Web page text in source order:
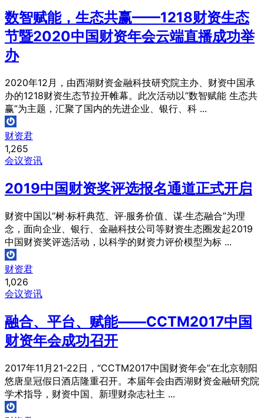
数智赋能，生态共赢——1218财资生态
节暨2020中国财资年会云端直播成功举
办
2020年12月，由西湖财资金融科技研究院主办、财资中国承
办的1218财资生态节拉开帷幕。此次活动以“数智赋能 生态共
赢”为主题，汇聚了国内的先进企业、银行、科 ...
财资君
1,265
会议资讯
2019中国财资奖评选报名通道正式开启
财资中国以“树·标杆典范、评·服务价值、谋·生态融合”为理
念，面向企业、银行、金融科技公司等财资生态圈发起2019
中国财资奖评选活动，以科学的财资力评价模型为标 ...
财资君
1,026
会议资讯
融合、平台、赋能——CCTM2017中国
财资年会成功召开
2017年11月21-22日，“CCTM2017中国财资年会”在北京朝阳
悠唐皇冠假日酒店隆重召开。本届年会由西湖财资金融研究院
学术指导，财资中国、新理财杂志社主 ...